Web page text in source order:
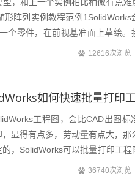
阵列实例教程范例1SolidWorks
个零件，在前视基准面上草绘。
12616次浏览
如何快速批量打印工
工程图，会比CAD出图标
显得有点多，劳动量有点大，那
，SolidWorks可以批量打印工程
36740次浏览